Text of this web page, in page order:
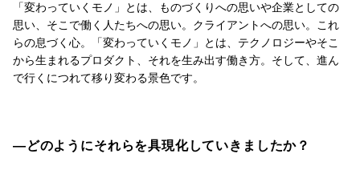
「変わっていくモノ」とは、ものづくりへの思いや企業としての
思い、そこで働く人たちへの思い。クライアントへの思い。これ
らの息づく心。「変わっていくモノ」とは、テクノロジーやそこ
から生まれるプロダクト、それを生み出す働き方。そして、進ん
で行くにつれて移り変わる景色です。
―どのようにそれらを具現化していきましたか？